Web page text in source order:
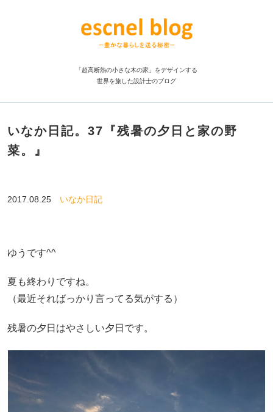
「超高断熱の小さな木の家」をデザインする
世界を旅した設計士のブログ
いなか日記。37『残暑の夕日と家の野
菜。』
2017.08.25 いなか日記
ゆうです^^
夏も終わりですね。
（最近そればっかり言ってる気がする）
残暑の夕日はやさしい夕日です。